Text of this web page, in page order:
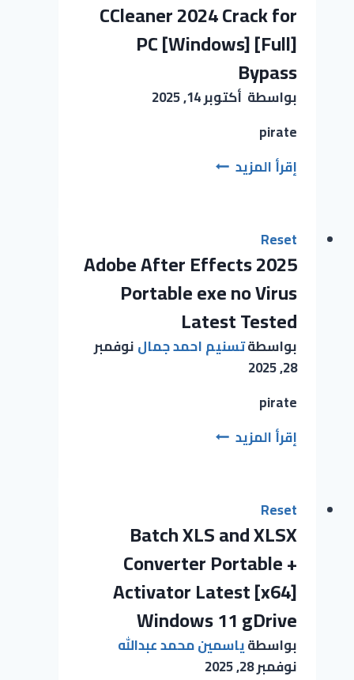
CCleaner 2024 Crack for
PC [Windows] [Full]
Bypass
بواسطة أكتوبر 14, 2025
pirate
إقرأ المزيد
Reset
Adobe After Effects 2025
Portable exe no Virus
Latest Tested
بواسطةتسنيم احمد جمالنوفمبر
28, 2025
pirate
إقرأ المزيد
Reset
Batch XLS and XLSX
Converter Portable +
Activator Latest [x64]
Windows 11 gDrive
بواسطةياسمين محمد عبدالله
نوفمبر 28, 2025